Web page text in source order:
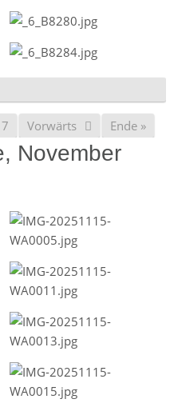
7 Vorwärts Ende »
November